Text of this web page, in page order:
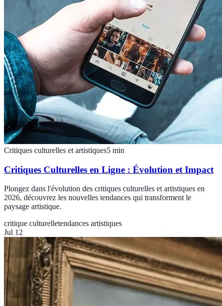
Critiques culturelles et artistiques5 min
Critiques Culturelles en Ligne : Évolution et Impact
Plongez dans l'évolution des critiques culturelles et artistiques en
2026, découvrez les nouvelles tendances qui transforment le
paysage artistique.
critique culturelletendances artistiques
Jul 12